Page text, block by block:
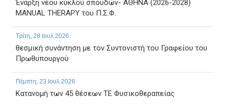
Έναρξη νέου κύκλου σπουδών- ΑΘΗΝΑ (2026-2028)
MANUAL THERAPY του Π.Σ.Φ.
Τρίτη, 28 Ιουλ 2026
θεσμική συνάντηση με τον Συντονιστή του Γραφείου του
Πρωθυπουργού
Πέμπτη, 23 Ιουλ 2026
Κατανομή των 45 θέσεων ΤΕ Φυσικοθεραπείας